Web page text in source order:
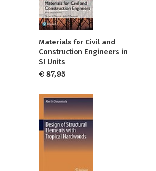
Materials for Civil and
Construction Engineers in
SI Units
€ 87,95